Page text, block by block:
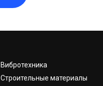
Вибротехника
Строительные материалы